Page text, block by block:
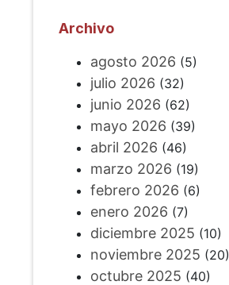
Archivo
agosto 2026 (5)
julio 2026 (32)
junio 2026 (62)
mayo 2026 (39)
abril 2026 (46)
marzo 2026 (19)
febrero 2026 (6)
enero 2026 (7)
diciembre 2025 (10)
noviembre 2025 (20)
octubre 2025 (40)